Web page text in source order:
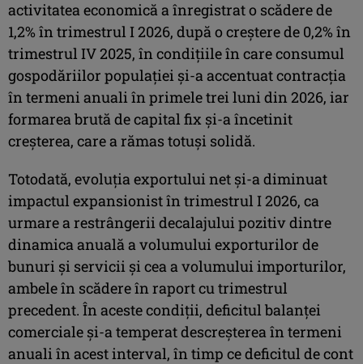
activitatea economică a înregistrat o scădere de
1,2% în trimestrul I 2026, după o creştere de 0,2% în
trimestrul IV 2025, în condiţiile în care consumul
gospodăriilor populaţiei şi-a accentuat contracţia
în termeni anuali în primele trei luni din 2026, iar
formarea brută de capital fix şi-a încetinit
creşterea, care a rămas totuşi solidă.
Totodată, evoluţia exportului net şi-a diminuat
impactul expansionist în trimestrul I 2026, ca
urmare a restrângerii decalajului pozitiv dintre
dinamica anuală a volumului exporturilor de
bunuri şi servicii şi cea a volumului importurilor,
ambele în scădere în raport cu trimestrul
precedent. În aceste condiţii, deficitul balanţei
comerciale şi-a temperat descreşterea în termeni
anuali în acest interval, în timp ce deficitul de cont